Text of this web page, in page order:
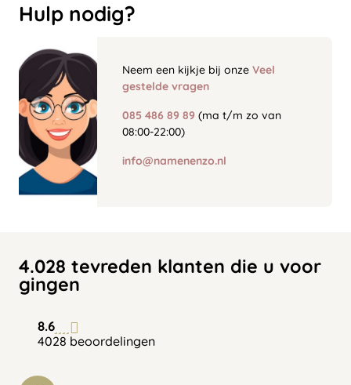
Hulp nodig?
Neem een kijkje bij onze Veel
gestelde vragen
085 486 89 89 (ma t/m zo van
08:00-22:00)
info@namenenzo.nl
4.028 tevreden klanten die u voor
gingen
8.6
4028 beoordelingen